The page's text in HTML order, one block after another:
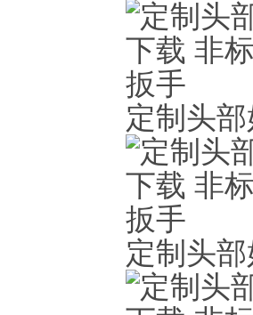
定制头
定制头